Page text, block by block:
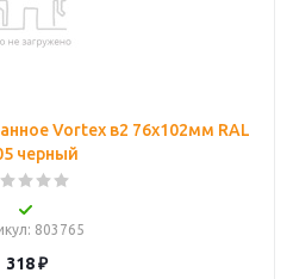
Vortex в2 76х102мм RAL
черный
: 803765
318₽